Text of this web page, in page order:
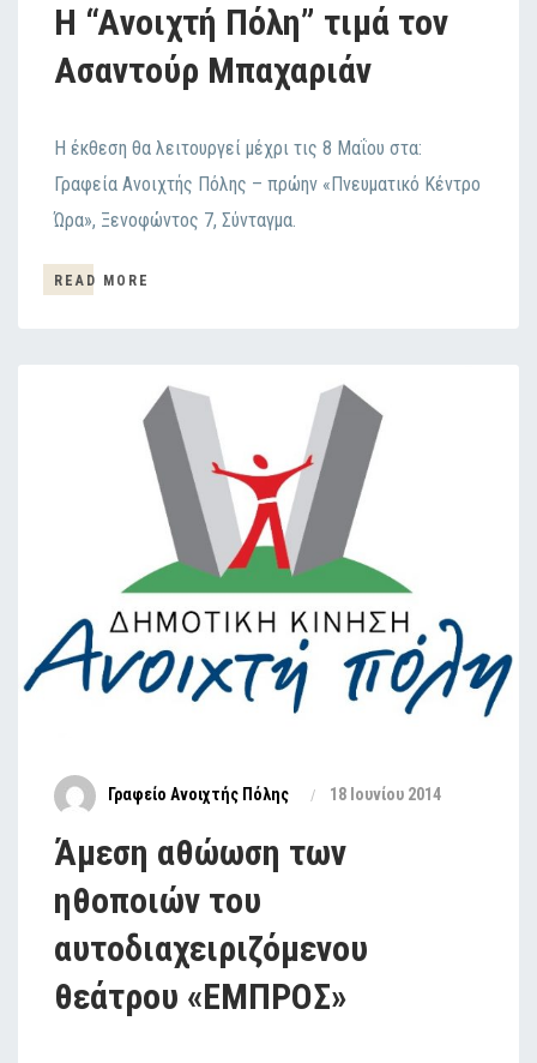
H “Aνοιχτή Πόλη” τιμά τον
Ασαντούρ Μπαχαριάν
Η έκθεση θα λειτουργεί μέχρι τις 8 Μαΐου στα:
Γραφεία Ανοιχτής Πόλης – πρώην «Πνευματικό Κέντρο
Ώρα», Ξενοφώντος 7, Σύνταγμα.
READ MORE
Γραφείο Ανοιχτής Πόλης 18 Ιουνίου 2014
Άμεση αθώωση των
ηθοποιών του
αυτοδιαχειριζόμενου
θεάτρου «ΕΜΠΡΟΣ»